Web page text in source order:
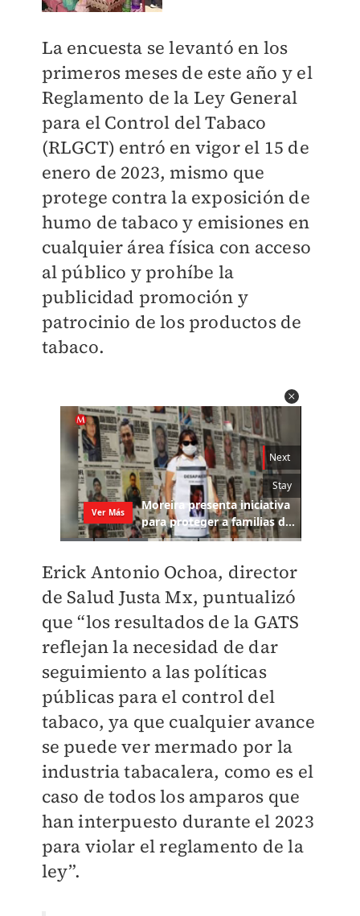
La encuesta se levantó en los
primeros meses de este año y el
Reglamento de la Ley General
para el Control del Tabaco
(RLGCT) entró en vigor el 15 de
enero de 2023, mismo que
protege contra la exposición de
humo de tabaco y emisiones en
cualquier área física con acceso
al público y prohíbe la
publicidad promoción y
patrocinio de los productos de
tabaco.
Erick Antonio Ochoa, director
de Salud Justa Mx, puntualizó
que “los resultados de la GATS
reflejan la necesidad de dar
seguimiento a las políticas
públicas para el control del
tabaco, ya que cualquier avance
se puede ver mermado por la
industria tabacalera, como es el
caso de todos los amparos que
han interpuesto durante el 2023
para violar el reglamento de la
ley”.